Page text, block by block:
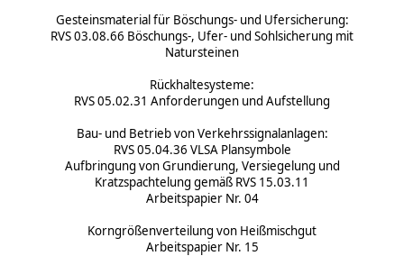
Gesteinsmaterial für Böschungs- und Ufersicherung:
RVS 03.08.66 Böschungs-, Ufer- und Sohlsicherung mit
Natursteinen
Rückhaltesysteme:
RVS 05.02.31 Anforderungen und Aufstellung
Bau- und Betrieb von Verkehrssignalanlagen:
RVS 05.04.36 VLSA Plansymbole
Aufbringung von Grundierung, Versiegelung und
Kratzspachtelung gemäß RVS 15.03.11
Arbeitspapier Nr. 04
Korngrößenverteilung von Heißmischgut
Arbeitspapier Nr. 15